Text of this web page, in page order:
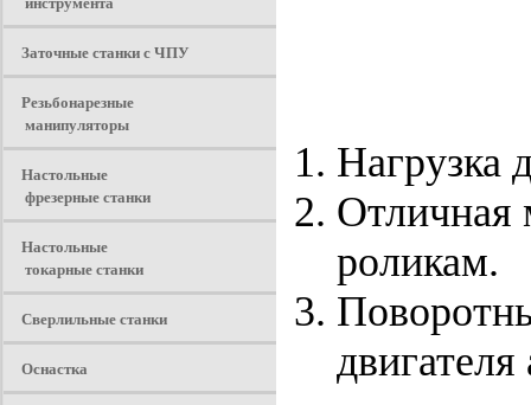
Заточные станки с ЧПУ
Резьбонарезные
манипуляторы
Настольные
фрезерные станки
Настольные
токарные станки
Сверлильные станки
Оснастка
Нагрузка
Отличная
роликам.